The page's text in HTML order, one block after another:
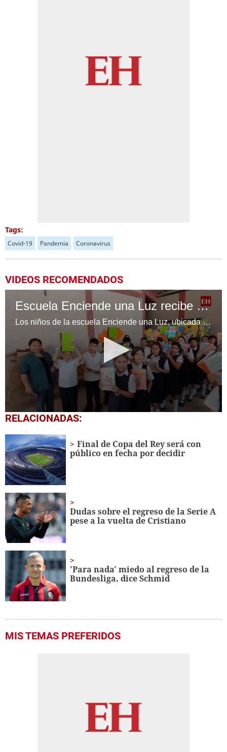
Tags:
Covid-19 Pandemia Coronavirus
VIDEOS RECOMENDADOS
Escuela Enciende una Luz recibe cuadernos Quick, gracias a la Maratón del Saber
Los niños de la escuela Enciende una Luz, ubicada en la colonia Altos de Santa Rosa, al sur de Tegucigalpa, recibieron cuadernos Quick como parte de la Campaña Maratón del Saber.
0
seconds
minute,
56
seconds
RELACIONADAS:
Final de Copa del Rey será con
público en fecha por decidir
Dudas sobre el regreso de la Serie A
pese a la vuelta de Cristiano
'Para nada' miedo al regreso de la
Bundesliga, dice Schmid
MIS TEMAS PREFERIDOS